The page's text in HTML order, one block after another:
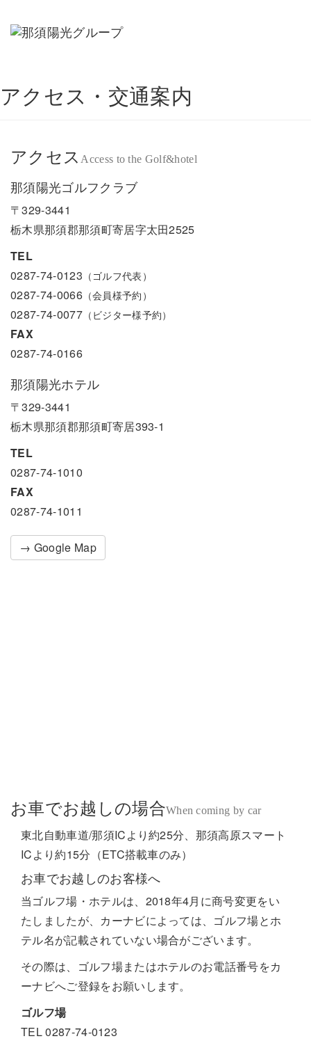
アクセス・交通案内
アクセス Access to the Golf&hotel
那須陽光ゴルフクラブ
〒329-3441
栃木県那須郡那須町寄居字太田2525
TEL
0287-74-0123 （ゴルフ代表）
0287-74-0066（会員様予約）
0287-74-0077（ビジター様予約）
FAX
0287-74-0166
那須陽光ホテル
〒329-3441
栃木県那須郡那須町寄居393-1
TEL
0287-74-1010
FAX
0287-74-1011
→ Google Map
お車でお越しの場合When coming by car
東北自動車道/那須ICより約25分、那須高原スマート
ICより約15分（ETC搭載車のみ）
お車でお越しのお客様へ
当ゴルフ場・ホテルは、2018年4月に商号変更をい
たしましたが、カーナビによっては、ゴルフ場とホ
テル名が記載されていない場合がございます。
その際は、ゴルフ場またはホテルのお電話番号をカ
ーナビへご登録をお願いします。
ゴルフ場
TEL 0287-74-0123